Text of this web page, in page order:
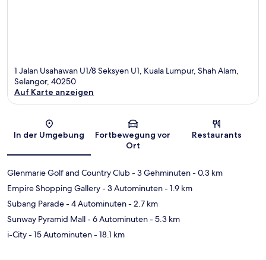
1 Jalan Usahawan U1/8 Seksyen U1, Kuala Lumpur, Shah Alam,
Selangor, 40250
Auf Karte anzeigen
In der Umgebung
Fortbewegung vor
Ort
Restaurants
Glenmarie Golf and Country Club- 3 Gehminuten- 0.3 km
Empire Shopping Gallery- 3 Autominuten- 1.9 km
Subang Parade- 4 Autominuten- 2.7 km
Sunway Pyramid Mall- 6 Autominuten- 5.3 km
i-City- 15 Autominuten- 18.1 km